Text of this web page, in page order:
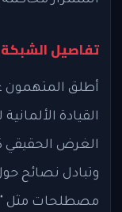
تفاصيل
أطلق
القيادة
الغرض الحقيقي
وتبادل نصائح
مصطلحات مثل